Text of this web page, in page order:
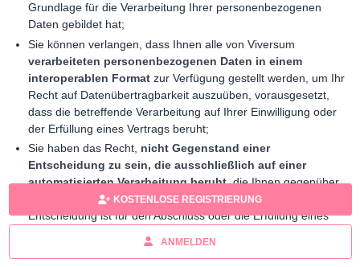
KOSTENLOSE REGISTRIERUNG
ANMELDEN
Grundlage für die Verarbeitung Ihrer personenbezogenen
Daten gebildet hat;
Sie können verlangen, dass Ihnen alle von Viversum
verarbeiteten personenbezogenen Daten in einem
interoperablen Format zur Verfügung gestellt werden, um Ihr
Recht auf Datenübertragbarkeit auszuüben, vorausgesetzt,
dass die betreffende Verarbeitung auf Ihrer Einwilligung oder
der Erfüllung eines Vertrags beruht;
Sie haben das Recht, nicht Gegenstand einer
Entscheidung zu sein, die ausschließlich auf einer
automatisierten Verarbeitung beruht, die Ihnen gegenüber
rechtliche Wirkung entfaltet oder Sie betrifft, es sei denn, diese
Entscheidung ist für den Abschluss oder die Erfüllung eines